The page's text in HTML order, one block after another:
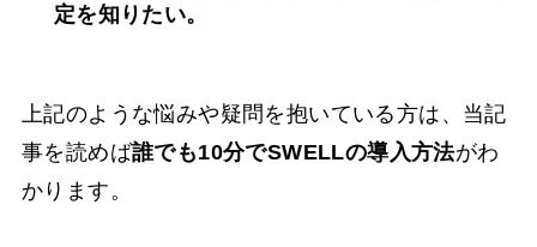
定を知りたい。
上記のような悩みや疑問を抱いている方は、当記
事を読めば誰でも10分でSWELLの導入方法がわ
かります。